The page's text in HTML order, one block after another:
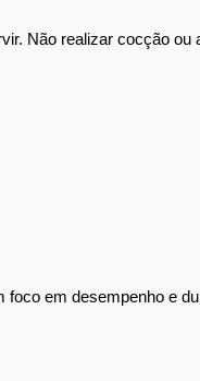
Não realizar cocção ou
foco em desempenho e